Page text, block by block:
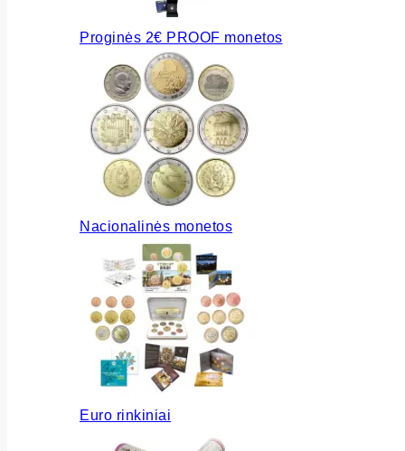
Proginės 2€ PROOF monetos
Nacionalinės monetos
Euro rinkiniai